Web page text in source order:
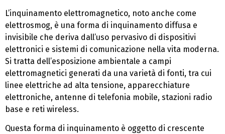
L’inquinamento elettromagnetico, noto anche come
elettrosmog, è una forma di inquinamento diffusa e
invisibile che deriva dall’uso pervasivo di dispositivi
elettronici e sistemi di comunicazione nella vita moderna.
Si tratta dell’esposizione ambientale a campi
elettromagnetici generati da una varietà di fonti, tra cui
linee elettriche ad alta tensione, apparecchiature
elettroniche, antenne di telefonia mobile, stazioni radio
base e reti wireless.
Questa forma di inquinamento è oggetto di crescente